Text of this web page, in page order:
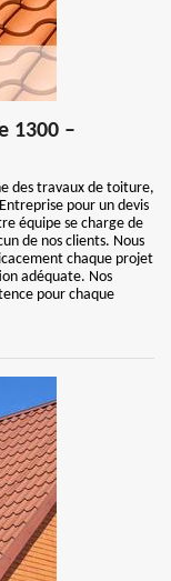
1300 –
des travaux de toiture,
pour un devis
équipe se charge de
de nos clients. Nous
chaque projet
adéquate. Nos
pour chaque